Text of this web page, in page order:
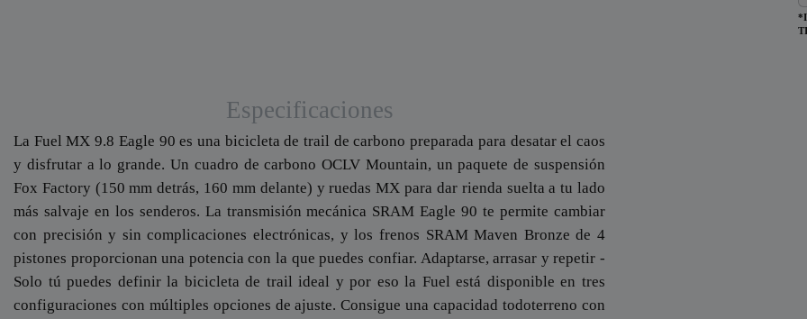
Especificaciones
La Fuel MX 9.8 Eagle 90 es una bicicleta de trail de carbono preparada para desatar el caos
y disfrutar a lo grande. Un cuadro de carbono OCLV Mountain, un paquete de suspensión
Fox Factory (150 mm detrás, 160 mm delante) y ruedas MX para dar rienda suelta a tu lado
más salvaje en los senderos. La transmisión mecánica SRAM Eagle 90 te permite cambiar
con precisión y sin complicaciones electrónicas, y los frenos SRAM Maven Bronze de 4
pistones proporcionan una potencia con la que puedes confiar. Adaptarse, arrasar y repetir -
Solo tú puedes definir la bicicleta de trail ideal y por eso la Fuel está disponible en tres
configuraciones con múltiples opciones de ajuste. Consigue una capacidad todoterreno con